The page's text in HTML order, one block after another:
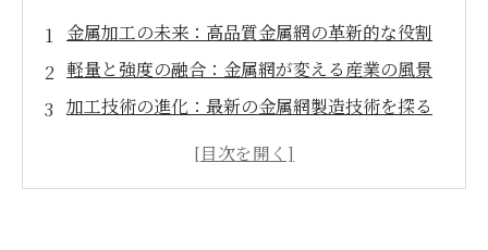
金属加工の未来：高品質金属網の革新的な役割
軽量と強度の融合：金属網が変える産業の風景
加工技術の進化：最新の金属網製造技術を探る
多様な用途と応用：高品質金属網の可能性